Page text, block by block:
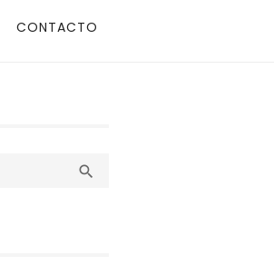
CONTACTO
